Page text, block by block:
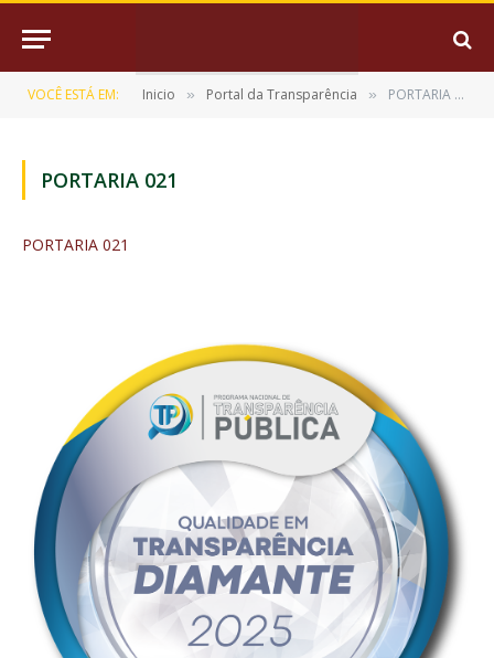
VOCÊ ESTÁ EM: Inicio » Portal da Transparência » PORTARIA 021
PORTARIA 021
PORTARIA 021